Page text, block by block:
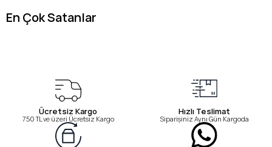
yaz kombinleri için ideal — Venüs'ün tasarım anlayışını fashion-
En Çok Satanlar
Ücretsiz Kargo
750 TL ve üzeri Ücretsiz Kargo
Hızlı Teslimat
Siparişiniz Aynı Gün Kargoda